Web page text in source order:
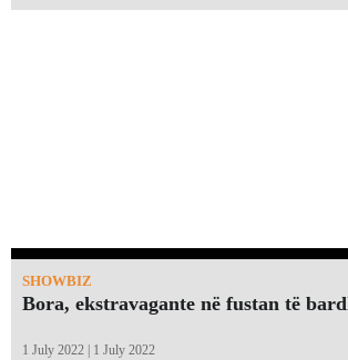
SHOWBIZ
Bora, ekstravagante në fustan të
1 July 2022 | 1 July 2022